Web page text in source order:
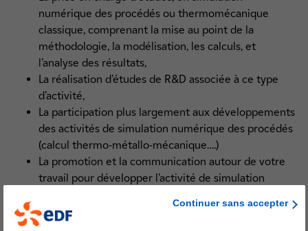
numérique des procédés ou thermomécanique
classique, comprenant la mise au point de la
méthodologie, la modélisation, les calculs, et
l’analyse des résultats,
La réalisation d’études de R&D associée à ce type
d’activité,
La participation plus largement aux développements
des activités de simulation numérique des procédés
(calcul thermo-métallo-mécanique….)
La promotion et la communication autour de votre
travail pour développer l’activité de simulation
Les autres missions concernent :
Continuer sans accepter